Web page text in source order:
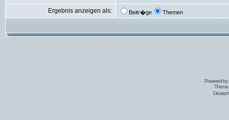
Ergebnis anzeigen als: Beitr�ge Themen
Powered by
Theme